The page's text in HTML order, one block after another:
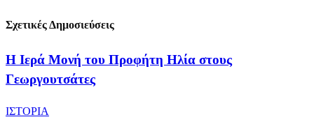
Σχετικές Δημοσιεύσεις
​Η Ιερά Μονή του Προφήτη Ηλία στους
Γεωργουτσάτες
ΙΣΤΟΡΙΑ